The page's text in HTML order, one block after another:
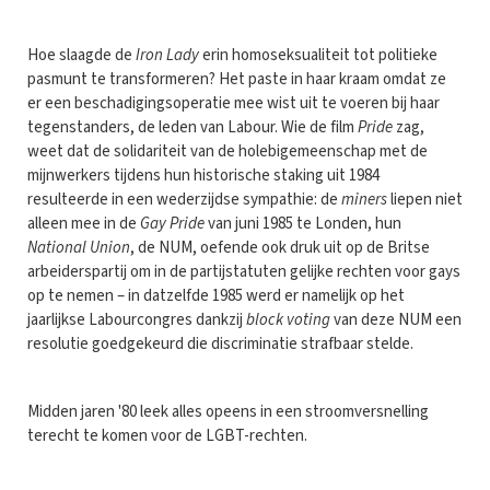
Hoe slaagde deIron Ladyerin homoseksualiteit tot politieke
pasmunt te transformeren? Het paste in haar kraam omdat ze
er een beschadigingsoperatie mee wist uit te voeren bij haar
tegenstanders, de leden van Labour. Wie de filmPridezag,
weet dat de solidariteit van de holebigemeenschap met de
mijnwerkers tijdens hun historische staking uit 1984
resulteerde in een wederzijdse sympathie: deminersliepen niet
alleen mee in deGay Pridevan juni 1985 te Londen, hun
National Union, de NUM, oefende ook druk uit op de Britse
arbeiderspartij om in de partijstatuten gelijke rechten voor gays
op te nemen – in datzelfde 1985 werd er namelijk op het
jaarlijkse Labourcongres dankzijblock votingvan deze NUM een
resolutie goedgekeurd die discriminatie strafbaar stelde.
Midden jaren '80 leek alles opeens in een stroomversnelling
terecht te komen voor de LGBT-rechten.